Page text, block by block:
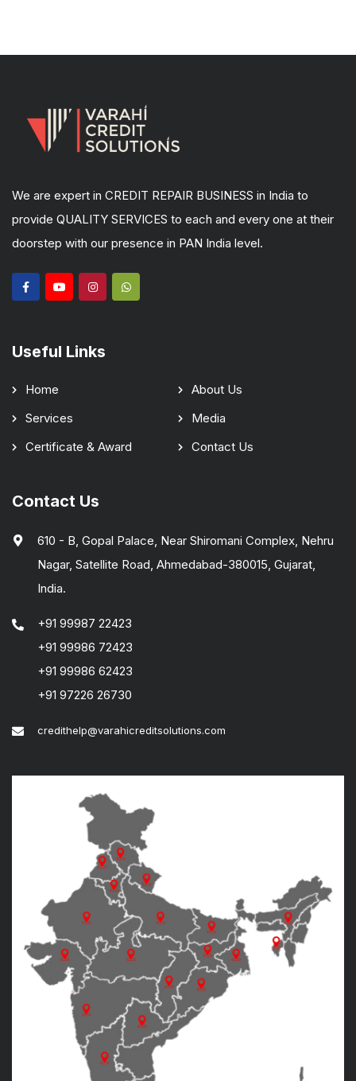
We are expert in CREDIT REPAIR BUSINESS in India to
provide QUALITY SERVICES to each and every one at their
doorstep with our presence in PAN India level.
Useful Links
Home
About Us
Services
Media
Certificate & Award
Contact Us
Contact Us
610 - B, Gopal Palace, Near Shiromani Complex, Nehru
Nagar, Satellite Road, Ahmedabad-380015, Gujarat,
India.
+91 99987 22423
+91 99986 72423
+91 99986 62423
+91 97226 26730
credithelp@varahicreditsolutions.com